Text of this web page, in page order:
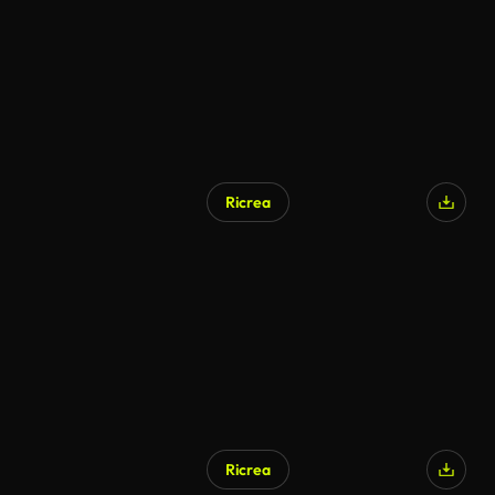
Ricrea
Ricrea